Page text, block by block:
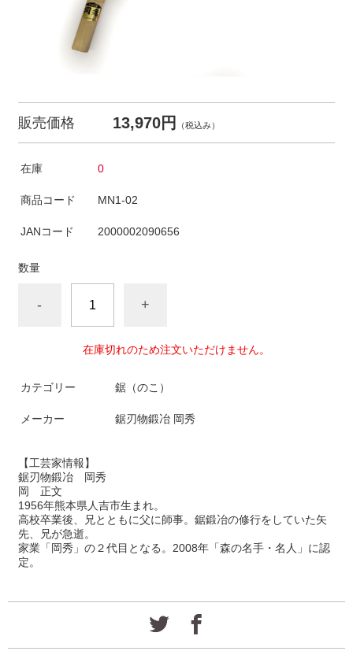
販売価格 13,970円 （税込み）
在庫 0
商品コード MN1-02
JANコード 2000002090656
数量
- +
在庫切れのため注文いただけません。
カテゴリー 鋸（のこ）
メーカー 鋸刃物鍛冶 岡秀
【工芸家情報】
鋸刃物鍛冶 岡秀
岡 正文
1956年熊本県人吉市生まれ。
高校卒業後、兄とともに父に師事。鋸鍛冶の修行をしていた矢
先、兄が急逝。
家業「岡秀」の２代目となる。2008年「森の名手・名人」に認
定。